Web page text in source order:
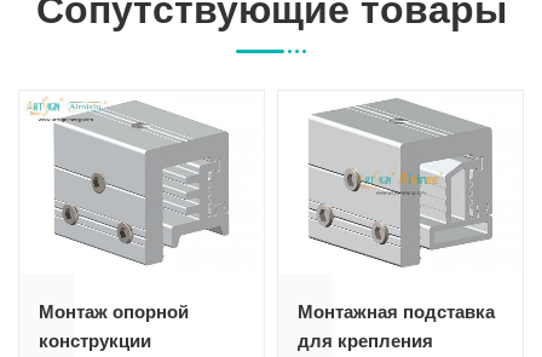
Сопутствующие товары
Монтаж опорной
конструкции
Монтажная подставка
для крепления